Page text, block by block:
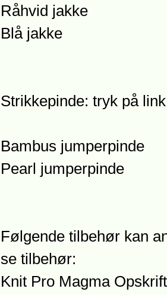
Råhvid jakke
Blå jakke
Strikkepinde: tryk på
Bambus jumperpinde
Pearl jumperpinde
Følgende tilbehør kan
se tilbehør:
Knit Pro Magma